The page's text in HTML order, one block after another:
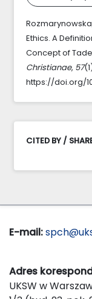
Ethics. A
Concept of
Christianae, 57
https://doi.org/
CITED BY /
E-mail:
Adres
UKSW w